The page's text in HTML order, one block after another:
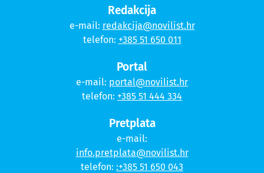
Redakcija
e-mail: redakcija@novilist.hr
telefon: +385 51 650 011
Portal
e-mail: portal@novilist.hr
telefon: +385 51 444 334
Pretplata
e-mail:
info.pretplata@novilist.hr
telefon: :+385 51 650 043